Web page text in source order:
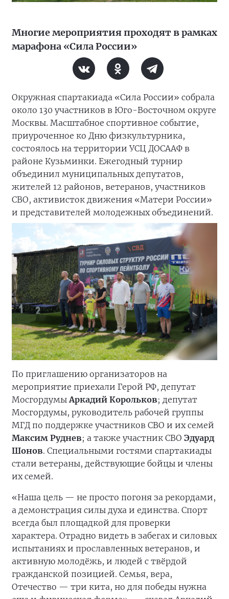
Многие мероприятия проходят в рамках
марафона «Сила России»
Окружная спартакиада «Сила России» собрала
около 130 участников в Юго-Восточном округе
Москвы. Масштабное спортивное событие,
приуроченное ко Дню физкультурника,
состоялось на территории УСЦ ДОСААФ в
районе Кузьминки. Ежегодный турнир
объединил муниципальных депутатов,
жителей 12 районов, ветеранов, участников
СВО, активисток движения «Матери России»
и представителей молодежных объединений.
По приглашению организаторов на
мероприятие приехали Герой РФ, депутат
МосгордумыАркадий Корольков; депутат
Мосгордумы, руководитель рабочей группы
МГД по поддержке участников СВО и их семей
Максим Руднев; а также участник СВО Эдуард
Шонов. Специальными гостями спартакиады
стали ветераны, действующие бойцы и члены
их семей.
«Наша цель — не просто погоня за рекордами,
а демонстрация силы духа и единства. Спорт
всегда был площадкой для проверки
характера. Отрадно видеть в забегах и силовых
испытаниях и прославленных ветеранов, и
активную молодёжь, и людей с твёрдой
гражданской позицией. Семья, вера,
Отечество — три кита, но для победы нужна